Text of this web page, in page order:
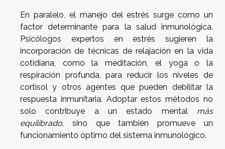
En paralelo, el manejo del estrés surge como un
factor determinante para la salud inmunológica.
Psicólogos expertos en estrés sugieren la
incorporación de técnicas de relajación en la vida
cotidiana, como la meditación, el yoga o la
respiración profunda, para reducir los niveles de
cortisol y otros agentes que pueden debilitar la
respuesta inmunitaria. Adoptar estos métodos no
solo contribuye a un estado mental más
equilibrado , sino que también promueve un
funcionamiento óptimo del sistema inmunológico.